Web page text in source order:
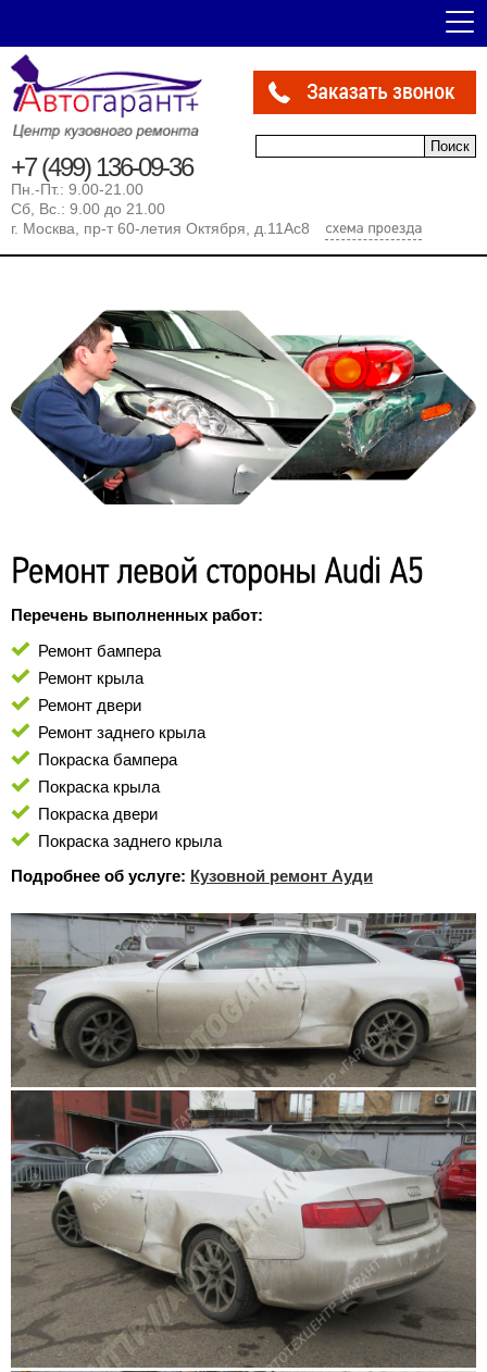
+7 (499) 136-09-36
Пн.-Пт.: 9.00-21.00
Сб, Вс.: 9.00 до 21.00
г. Москва, пр-т 60-летия Октября, д.11Ас8
Форма поиска
Поиск
Перечень выполненных работ:
Ремонт бампера
Ремонт крыла
Ремонт двери
Ремонт заднего крыла
Покраска бампера
Покраска крыла
Покраска двери
Покраска заднего крыла
Подробнее об услуге: Кузовной ремонт Ауди